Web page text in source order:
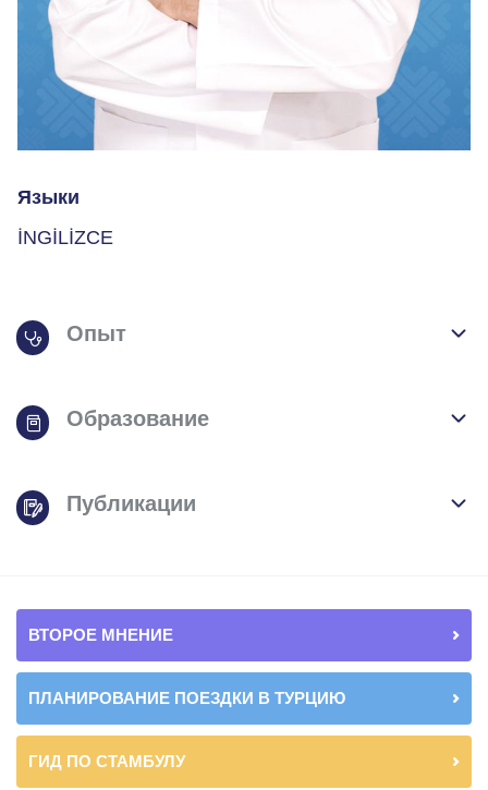
Языки
İNGİLİZCE
Опыт
Образование
Публикации
ВТОРОЕ МНЕНИЕ
ПЛАНИРОВАНИЕ ПОЕЗДКИ В ТУРЦИЮ
ГИД ПО СТАМБУЛУ